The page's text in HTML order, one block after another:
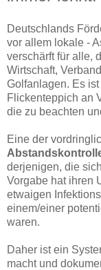
Deutschlands
vor allem lokale -
verschärft für alle,
Wirtschaft,
Golfanlagen. Es
Flickenteppich an
die zu beachten
Eine der
derjenigen, die
Vorgabe hat ihren
etwaigen
einem/einer
waren.
Daher ist ein
macht und